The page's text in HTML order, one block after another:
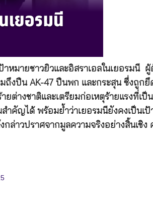
หมายชาวยิวและอิสราเอลในเยอรมนี ผู้
ถึงปืน AK-47 ปืนพก และกระสุน ซึ่งถูกยึ
ต่างชาติและเตรียมก่อเหตุร้ายแรงที่เป็
คัญได้ พร้อมย้ำว่าเยอรมนียังคงเป็นเป้
าวปราศจากมูลความจริงอย่างสิ้นเชิง